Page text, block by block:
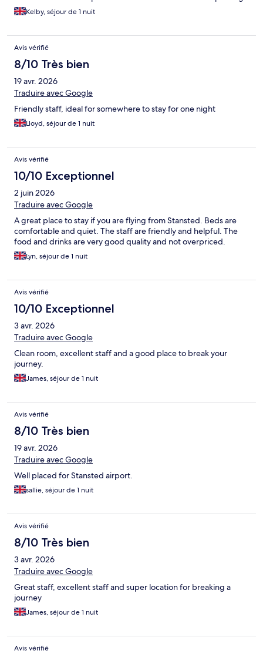
Kelby, séjour de 1 nuit
Avis vérifié
8/10 Très bien
19 avr. 2026
Traduire avec Google
Friendly staff, ideal for somewhere to stay for one night
Lloyd, séjour de 1 nuit
Avis vérifié
10/10 Exceptionnel
2 juin 2026
Traduire avec Google
A great place to stay if you are flying from Stansted. Beds are
comfortable and quiet. The staff are friendly and helpful. The
food and drinks are very good quality and not overpriced.
Lyn, séjour de 1 nuit
Avis vérifié
10/10 Exceptionnel
3 avr. 2026
Traduire avec Google
Clean room, excellent staff and a good place to break your
journey.
James, séjour de 1 nuit
Avis vérifié
8/10 Très bien
19 avr. 2026
Traduire avec Google
Well placed for Stansted airport.
sallie, séjour de 1 nuit
Avis vérifié
8/10 Très bien
3 avr. 2026
Traduire avec Google
Great staff, excellent staff and super location for breaking a
journey
James, séjour de 1 nuit
Avis vérifié